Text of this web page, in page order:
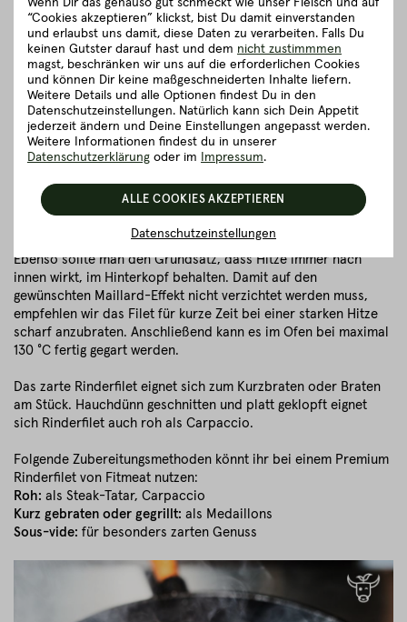
Wie bereite ich ein Rinderfilet optimal zu?
Rinderfilet und sein Garpunkt
Medium rare oder rare – diese zwei Garpunkte sind sozusagen
das Nonplusultra bei einem Filet. Um dies zu erreichen, sollte
man auf eine Kerntemperatur von 53 °C achten. Da das Stück
gefordert. Eine gewisse Fehlertoleranz, die durch
geschmolzene Fettäderchen, gewährt wird, ist hier leider nicht
Ebenso sollte man den Grundsatz, dass Hitze immer nach
innen wirkt, im Hinterkopf behalten. Damit auf den
gewünschten Maillard-Effekt nicht verzichtet werden muss,
empfehlen wir das Filet für kurze Zeit bei einer starken Hitze
scharf anzubraten. Anschließend kann es im Ofen bei maximal
130 °C fertig gegart werden.
Das zarte Rinderfilet eignet sich zum Kurzbraten oder Braten
am Stück. Hauchdünn geschnitten und platt geklopft eignet
sich Rinderfilet auch roh als Carpaccio.
Folgende Zubereitungsmethoden könnt ihr bei einem Premium
Rinderfilet von Fitmeat nutzen:
Roh: als Steak-Tatar, Carpaccio
Kurz gebraten oder gegrillt: als Medaillons
Sous-vide: für besonders zarten Genuss
Wenn Dir das genauso gut schmeckt wie unser Fleisch und auf
“Cookies akzeptieren” klickst, bist Du damit einverstanden
und erlaubst uns damit, diese Daten zu verarbeiten. Falls Du
keinen Gutster darauf hast und dem nicht zustimmmen
magst, beschränken wir uns auf die erforderlichen Cookies
und können Dir keine maßgeschneiderten Inhalte liefern.
Weitere Details und alle Optionen findest Du in den
Datenschutzeinstellungen. Natürlich kann sich Dein Appetit
jederzeit ändern und Deine Einstellungen angepasst werden.
Weitere Informationen findest du in unserer
Datenschutzerklärung oder im Impressum.
Datenschutzeinstellungen
ALLE COOKIES AKZEPTIEREN